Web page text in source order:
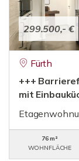
299.500,- €
Fürth
+++
mit
76 m²
WOHNFLÄCHE